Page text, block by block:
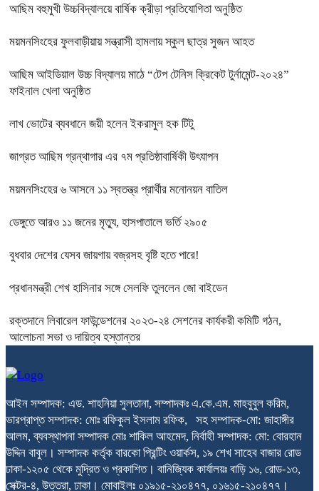
আছিম বহুমুখী উচ্চবিদ্যালয়ে বার্ষিক ক্রীড়া প্রতিযোগিতা অনুষ্ঠিত
ময়মনসিংহের ফুলবাড়ীয়ায় সন্ত্রাসী হামলায় স্কুল ছাত্র সুজন আহত
আছিম আইডিয়াল উচ্চ বিদ্যালয় মাঠে “টেপ টেনিস ক্রিকেট টুর্নামেন্ট-২০২৪”
ফাইনাল খেলা অনুষ্ঠিত
লাখ ভোটের ব্যবধানে জয়ী হলেন ইকরামুল হক টিটু
জাগ্রত আছিম গ্রন্থাগার এর ৭ম প্রতিষ্ঠাবার্ষিকী উৎযাপন
ময়মনসিংহের ৬ আসনে ১১ স্বতন্ত্র প্রার্থীর মনোনয়ন বাতিল
ডেঙ্গুতে আরও ১১ জনের মৃত্যু, হাসপাতালে ভর্তি ২৯০৫
বুধবার দেশের যেসব জায়গায় বজ্রসহ বৃষ্টি হতে পারে!
প্রধানমন্ত্রী শেখ হাসিনার সঙ্গে সেলফি তুললেন জো বাইডেন
রক্তদানে লিবারেল ফাউন্ডেশনের ২০২৩-২৪ সেশনের কার্যকরী কমিটি গঠন,
আলোচনা সভা ও দায়িত্ব হস্তান্তর
আইন সম্পাদক: এড. শাহনিয়া সুলতানা, সম্পাদকঃ এ.কে.এম. মাহবুবুল করিম,
ভারপ্রাপ্ত সম্পাদক: মোঃ রফিকুল ইসলাম রফিক, সহ সম্পাদক-মো: জাহাঙ্গীর
আলম, ব্যবস্থাপনা সম্পাদক মোঃ শাকিল আহমেদ, নির্বাহী সম্পাদক: মো: বোরহান
উদ্দিন বাবুল। সম্পাদক কর্তৃক বারকো প্রিন্টিং ওয়ার্কস, ১৯ শেখ সাহেব বাজার রোড
ঢাকা-১২০৫ থেকে মুদ্রিত ও প্রকাশিত। বানিজ্যিক কার্যালয়ঃ বাড়ি ১৬, রোড-১৩,
সেক্টর-৪, উত্তরা, ঢাকা। মোবাইলঃ ০১৯১৫-২১০৪৭৭, ০১৬১৫-২১০৪৭৭।